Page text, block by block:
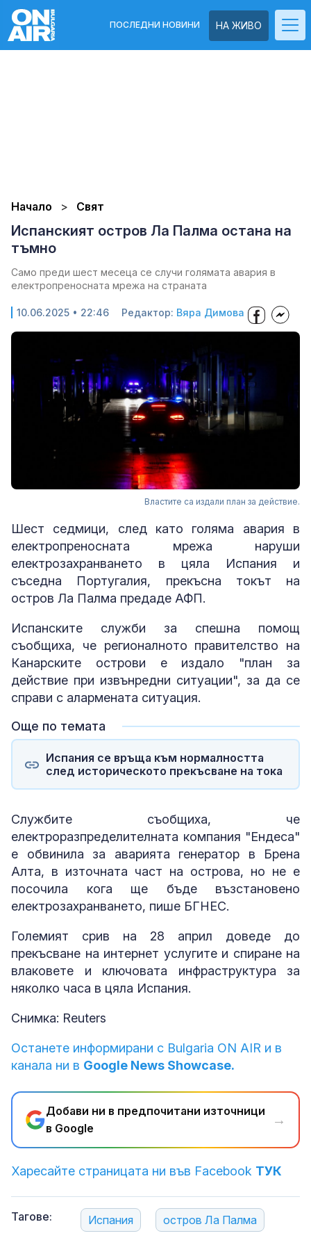
НА ЖИВО
ПОСЛЕДНИ НОВИНИ
Начало Свят
Испанският остров Ла Палма остана на
тъмно
Само преди шест месеца се случи голямата авария в
електропреносната мрежа на страната
10.06.2025 • 22:46 Редактор: Вяра Димова
Властите са издали план за действие.
Шест седмици, след като голяма авария в
електропреносната мрежа наруши
електрозахранването в цяла Испания и
съседна Португалия, прекъсна токът на
остров Ла Палма предаде АФП.
Испанските служби за спешна помощ
съобщиха, че регионалното правителство на
Канарските острови е издало "план за
действие при извънредни ситуации", за да се
справи с алармената ситуация.
Още по темата
Испания се връща към нормалността
след историческото прекъсване на тока
Службите съобщиха, че
електроразпределителната компания "Ендеса"
е обвинила за аварията генератор в Брена
Алта, в източната част на острова, но не е
посочила кога ще бъде възстановено
електрозахранването, пише БГНЕС.
Големият срив на 28 април доведе до
прекъсване на интернет услугите и спиране на
влаковете и ключовата инфраструктура за
няколко часа в цяла Испания.
Снимка: Reuters
Останете информирани с Bulgaria ON AIR и в
канала ни в Google News Showcase.
Добави ни в предпочитани източници
в Google
→
Харесайте страницата ни във Facebook ТУК
Тагове: Испания остров Ла Палма